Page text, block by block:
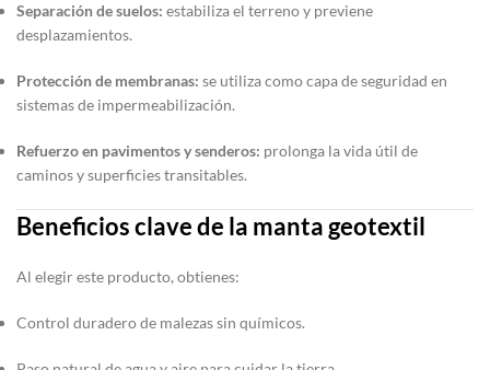
Separación de suelos: estabiliza el terreno y previene
desplazamientos.
Protección de membranas: se utiliza como capa de seguridad en
sistemas de impermeabilización.
Refuerzo en pavimentos y senderos: prolonga la vida útil de
caminos y superficies transitables.
Beneficios clave de la manta geotextil
Al elegir este producto, obtienes:
Control duradero de malezas sin químicos.